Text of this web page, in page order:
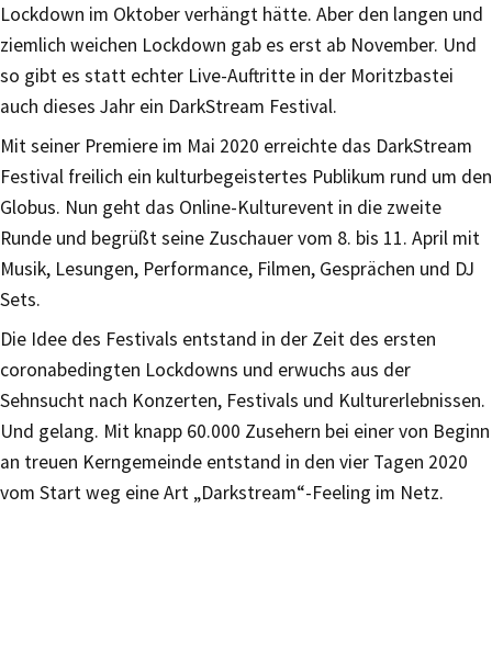
Lockdown im Oktober verhängt hätte. Aber den langen und
ziemlich weichen Lockdown gab es erst ab November. Und
so gibt es statt echter Live-Auftritte in der Moritzbastei
auch dieses Jahr ein DarkStream Festival.
Mit seiner Premiere im Mai 2020 erreichte das DarkStream
Festival freilich ein kulturbegeistertes Publikum rund um den
Globus. Nun geht das Online-Kulturevent in die zweite
Runde und begrüßt seine Zuschauer vom 8. bis 11. April mit
Musik, Lesungen, Performance, Filmen, Gesprächen und DJ
Sets.
Die Idee des Festivals entstand in der Zeit des ersten
coronabedingten Lockdowns und erwuchs aus der
Sehnsucht nach Konzerten, Festivals und Kulturerlebnissen.
Und gelang. Mit knapp 60.000 Zusehern bei einer von Beginn
an treuen Kerngemeinde entstand in den vier Tagen 2020
vom Start weg eine Art „Darkstream“-Feeling im Netz.